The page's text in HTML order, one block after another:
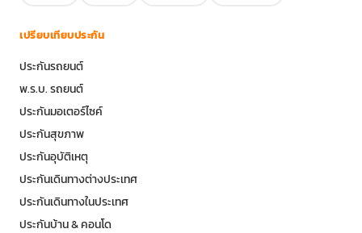
เปรียบเทียบประกัน
ประกันรถยนต์
พ.ร.บ. รถยนต์
ประกันมอเตอร์ไซค์
ประกันสุขภาพ
ประกันอุบัติเหตุ
ประกันเดินทางต่างประเทศ
ประกันเดินทางในประเทศ
ประกันบ้าน & คอนโด